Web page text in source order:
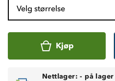
Velg størrelse
Kjøp
Nettlager: - på lager